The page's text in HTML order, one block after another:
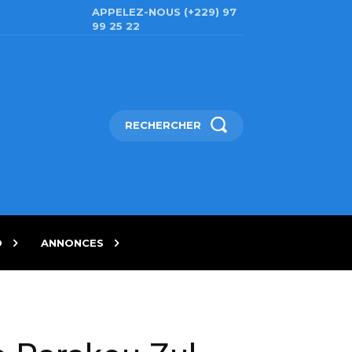
APPELEZ-NOUS (+229) 97
99 25 22
RECHERCHER
ANNONCES